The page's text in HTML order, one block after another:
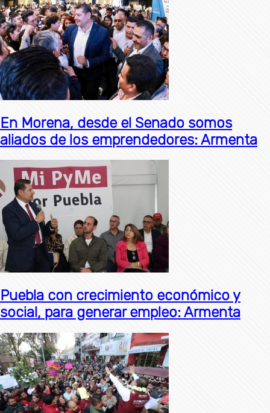
En Morena, desde el Senado somos
aliados de los emprendedores: Armenta
Puebla con crecimiento económico y
social, para generar empleo: Armenta